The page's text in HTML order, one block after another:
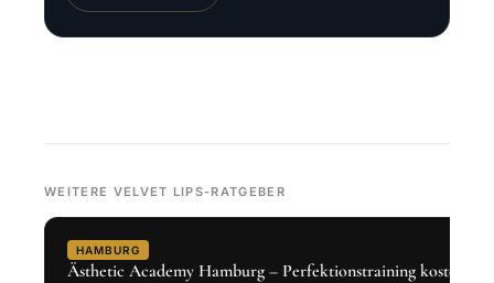
WEITERE VELVET LIPS-RATGEBER
HAMBURG
Ästhetic Academy Hamburg – Perfektionstraining kostenlos